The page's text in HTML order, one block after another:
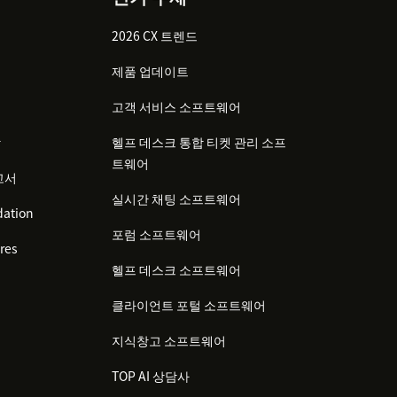
서
2026 CX 트렌드
제품 업데이트
고객 서비스 소프트웨어
헬프 데스크 통합 티켓 관리 소프
트웨어
실시간 채팅 소프트웨어
포럼 소프트웨어
헬프 데스크 소프트웨어
클라이언트 포털 소프트웨어
지식창고 소프트웨어
TOP AI 상담사